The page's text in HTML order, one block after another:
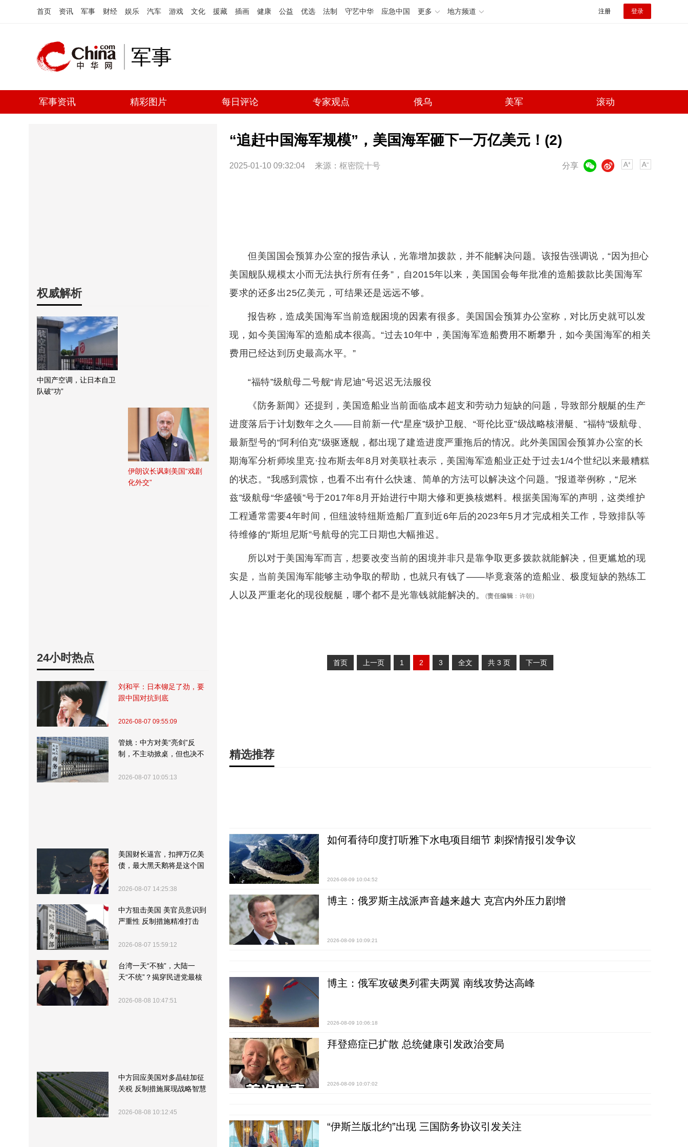
首页 资讯 军事 财经 娱乐 汽车 游戏 文化 援藏 插画 健康 公益 优选 法制 守艺中华 应急中国 更多 地方频道 注册 登录
军事
军事资讯 精彩图片 每日评论 专家观点 俄乌 美军 滚动
权威解析
中国产空调，让日本自卫
队破“功”
伊朗议长讽刺美国“戏剧
化外交”
24小时热点
刘和平：日本铆足了劲，要
跟中国对抗到底
2026-08-07 09:55:09
管姚：中方对美“亮剑”反
制，不主动掀桌，但也决不
2026-08-07 10:05:13
美国财长逼宫，扣押万亿美
债，最大黑天鹅将是这个国
2026-08-07 14:25:38
中方狙击美国 美官员意识到
严重性 反制措施精准打击
2026-08-07 15:59:12
台湾一天“不独”，大陆一
天“不统”？揭穿民进党最核
2026-08-08 10:47:51
中方回应美国对多晶硅加征
关税 反制措施展现战略智慧
2026-08-08 10:12:45
“追赶中国海军规模”，美国海军砸下一万亿美元！(2)
2025-01-10 09:32:04 来源： 枢密院十号 分享
微博
但美国国会预算办公室的报告承认，光靠增加拨款，并不能解决问题。该报告强调说，“因为担心
美国舰队规模太小而无法执行所有任务”，自2015年以来，美国国会每年批准的造船拨款比美国海军
要求的还多出25亿美元，可结果还是远远不够。
报告称，造成美国海军当前造舰困境的因素有很多。美国国会预算办公室称，对比历史就可以发
现，如今美国海军的造船成本很高。“过去10年中，美国海军造船费用不断攀升，如今美国海军的相关
费用已经达到历史最高水平。”
“福特”级航母二号舰“肯尼迪”号迟迟无法服役
《防务新闻》还提到，美国造船业当前面临成本超支和劳动力短缺的问题，导致部分舰艇的生产
进度落后于计划数年之久——目前新一代“星座”级护卫舰、“哥伦比亚”级战略核潜艇、"福特"级航母、
最新型号的“阿利伯克”级驱逐舰，都出现了建造进度严重拖后的情况。此外美国国会预算办公室的长
期海军分析师埃里克·拉布斯去年8月对美联社表示，美国海军造船业正处于过去1/4个世纪以来最糟糕
的状态。“我感到震惊，也看不出有什么快速、简单的方法可以解决这个问题。”报道举例称，“尼米
兹”级航母“华盛顿”号于2017年8月开始进行中期大修和更换核燃料。根据美国海军的声明，这类维护
工程通常需要4年时间，但纽波特纽斯造船厂直到近6年后的2023年5月才完成相关工作，导致排队等
待维修的“斯坦尼斯”号航母的完工日期也大幅推迟。
所以对于美国海军而言，想要改变当前的困境并非只是靠争取更多拨款就能解决，但更尴尬的现
实是，当前美国海军能够主动争取的帮助，也就只有钱了——毕竟衰落的造船业、极度短缺的熟练工
人以及严重老化的现役舰艇，哪个都不是光靠钱就能解决的。
(责任编辑 ： 许朝 )
首页 上一页 1 2 3 全文 共 3 页 下一页
精选推荐
如何看待印度打听雅下水电项目细节 刺探情报引发争议
2026-08-09 10:04:52
博主：俄罗斯主战派声音越来越大 克宫内外压力剧增
2026-08-09 10:09:21
博主：俄军攻破奥列霍夫两翼 南线攻势达高峰
2026-08-09 10:06:18
拜登癌症已扩散 总统健康引发政治变局
2026-08-09 10:07:02
“伊斯兰版北约”出现 三国防务协议引发关注